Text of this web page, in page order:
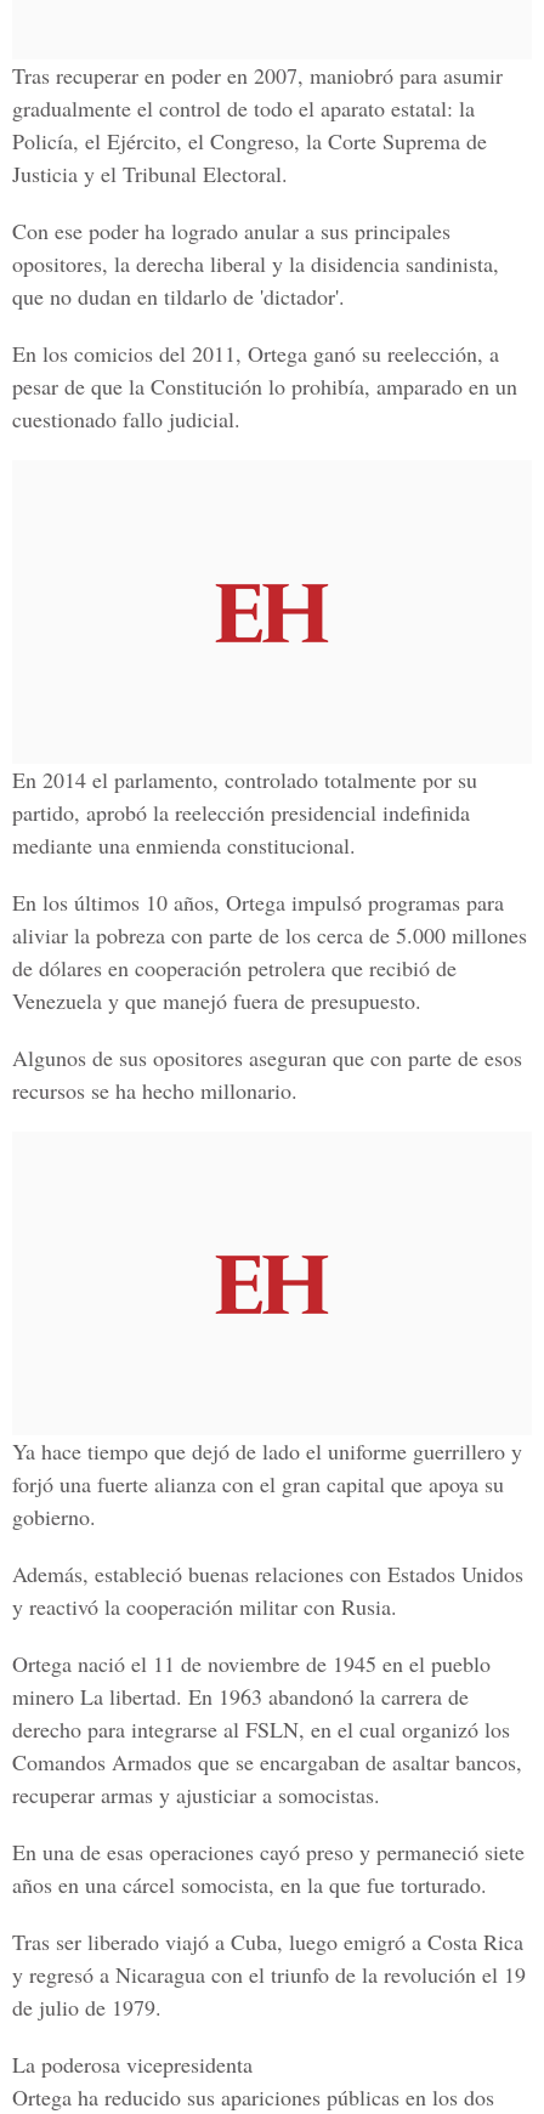
Tras recuperar en poder en 2007, maniobró para asumir
gradualmente el control de todo el aparato estatal: la
Policía, el Ejército, el Congreso, la Corte Suprema de
Justicia y el Tribunal Electoral.
Con ese poder ha logrado anular a sus principales
opositores, la derecha liberal y la disidencia sandinista,
que no dudan en tildarlo de 'dictador'.
En los comicios del 2011, Ortega ganó su reelección, a
pesar de que la Constitución lo prohibía, amparado en un
cuestionado fallo judicial.
En 2014 el parlamento, controlado totalmente por su
partido, aprobó la reelección presidencial indefinida
mediante una enmienda constitucional.
En los últimos 10 años, Ortega impulsó programas para
aliviar la pobreza con parte de los cerca de 5.000 millones
de dólares en cooperación petrolera que recibió de
Venezuela y que manejó fuera de presupuesto.
Algunos de sus opositores aseguran que con parte de esos
recursos se ha hecho millonario.
Ya hace tiempo que dejó de lado el uniforme guerrillero y
forjó una fuerte alianza con el gran capital que apoya su
gobierno.
Además, estableció buenas relaciones con Estados Unidos
y reactivó la cooperación militar con Rusia.
Ortega nació el 11 de noviembre de 1945 en el pueblo
minero La libertad. En 1963 abandonó la carrera de
derecho para integrarse al FSLN, en el cual organizó los
Comandos Armados que se encargaban de asaltar bancos,
recuperar armas y ajusticiar a somocistas.
En una de esas operaciones cayó preso y permaneció siete
años en una cárcel somocista, en la que fue torturado.
Tras ser liberado viajó a Cuba, luego emigró a Costa Rica
y regresó a Nicaragua con el triunfo de la revolución el 19
de julio de 1979.
La poderosa vicepresidenta
Ortega ha reducido sus apariciones públicas en los dos